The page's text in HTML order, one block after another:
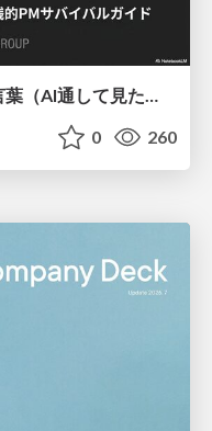
プロジェクトを成功させる合言葉（AI通して見た版）
0 260